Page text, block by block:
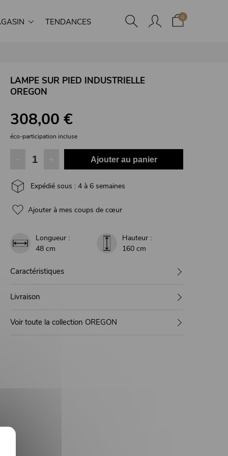
TENDANCES 0
LAMPE SUR PIED INDUSTRIELLE
OREGON
308,00 €
éco-participation incluse
Ajouter au panier
Expédié sous : 4 à 6 semaines
Ajouter à mes coups de cœur
Longueur :
48 cm
Hauteur :
160 cm
Caractéristiques
Livraison
Voir toute la collection OREGON